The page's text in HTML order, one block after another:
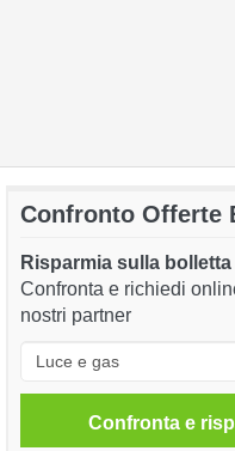
Confronto Offerte
Risparmia sulla
Confronta e richiedi
nostri partner
Confronta e